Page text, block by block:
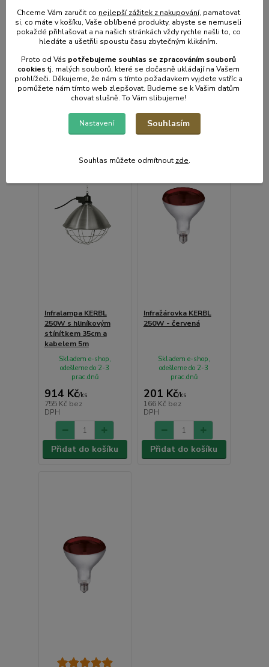
5 805 Kč/ks
4 798 Kč
bez
DPH
Skladem e-shop,
odešleme do 2-3
prac.dnů
Přidat do košíku
516 Kč/ks
DPH
Skladem e-shop,
odešleme do 2-3
prac.dnů
Přidat do košíku
Infralampa KERBL
250W s hliníkovým
stínítkem 35cm a
kabelem 5m
914 Kč/ks
755 Kč bez
DPH
Skladem e-shop,
odešleme do 2-3
prac.dnů
Přidat do košíku
Infražárovka KERBL
250W - červená
201 Kč/ks
166 Kč bez
DPH
Skladem e-shop,
odešleme do 2-3
prac.dnů
Přidat do košíku
Chceme Vám zaručit co nejlepší zážitek z nakupování, pamatovat
si, co máte v košíku, Vaše oblíbené produkty, abyste se nemuseli
pokaždé přihlašovat a na našich stránkách vždy rychle našli to, co
hledáte a ušetřili spoustu času zbytečným klikáním.
Proto od Vás potřebujeme souhlas se zpracováním souborů
cookiestj. malých souborů, které se dočasně ukládají na Vašem
prohlížeči. Děkujeme, že nám s tímto požadavkem vyjdete vstříc a
pomůžete nám tímto web zlepšovat. Budeme se k Vašim datům
chovat slušně. To Vám slibujeme!
Nastavení Souhlasím
Souhlas můžete odmítnout zde.